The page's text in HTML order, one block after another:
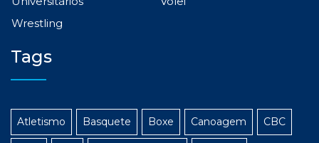
Wrestling
Tags
Atletismo Basquete Boxe Canoagem CBC